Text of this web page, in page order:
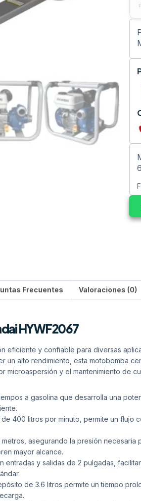
Frecuentes Valoraciones (0)
HYWF2067
eficiente y confiable para diversas
un alto rendimiento, esta motobomba
y el mantenimiento de
a gasolina que desarrolla una
400 litros por minuto, permite un flujo
metros, asegurando la presión necesaria
mayor alcance.
entradas y salidas de 2 pulgadas,
de 3.6 litros permite un tiempo